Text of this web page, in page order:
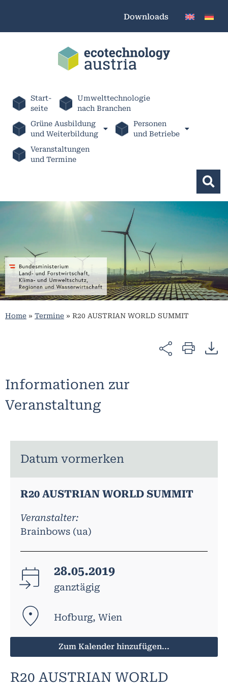
Downloads
Start-
seite
Umwelttechnologie
nach Branchen
Grüne Ausbildung
und Weiterbildung
Personen
und Betriebe
Veranstaltungen
und Termine
Home » Termine » R20 AUSTRIAN WORLD SUMMIT
Informationen zur
Veranstaltung
Datum vormerken
R20 AUSTRIAN WORLD SUMMIT
Veranstalter:
Brainbows (ua)
28.05.2019
ganztägig
Hofburg, Wien
Zum Kalender hinzufügen...
R20 AUSTRIAN WORLD